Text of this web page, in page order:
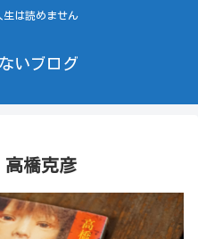
生は読めません
いブログ
高橋克彦